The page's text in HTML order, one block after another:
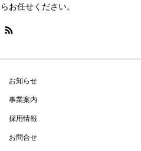
お任せください。
お知らせ
事業案内
採用情報
お問合せ